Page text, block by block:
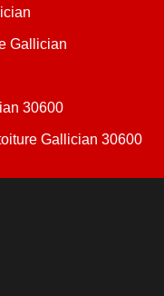
Gallician
30600
Gallician 30600